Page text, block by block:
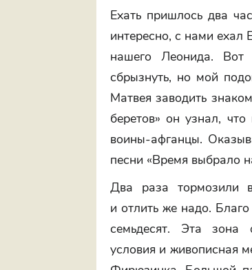
Ехать пришлось два
интересно, с нами ехал
нашего Леонида.
сбрызнуть, но мой
Матвея заводить
беретов» он узнал,
воины-афганцы.
песни «Время выбрало
Два раза тормозили
и отлить же надо.
семьдесят. Эта зона
условия и живописная